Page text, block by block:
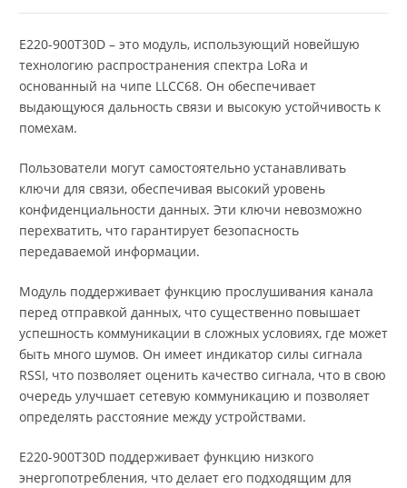
E220-900T30D – это модуль, использующий новейшую
технологию распространения спектра LoRa и
основанный на чипе LLCC68. Он обеспечивает
выдающуюся дальность связи и высокую устойчивость к
помехам.
Пользователи могут самостоятельно устанавливать
ключи для связи, обеспечивая высокий уровень
конфиденциальности данных. Эти ключи невозможно
перехватить, что гарантирует безопасность
передаваемой информации.
Модуль поддерживает функцию прослушивания канала
перед отправкой данных, что существенно повышает
успешность коммуникации в сложных условиях, где может
быть много шумов. Он имеет индикатор силы сигнала
RSSI, что позволяет оценить качество сигнала, что в свою
очередь улучшает сетевую коммуникацию и позволяет
определять расстояние между устройствами.
E220-900T30D поддерживает функцию низкого
энергопотребления, что делает его подходящим для